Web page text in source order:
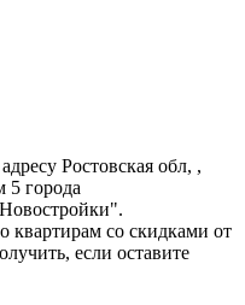
Ростовская обл, ,
5 города
квартирам со скидками от
если оставите